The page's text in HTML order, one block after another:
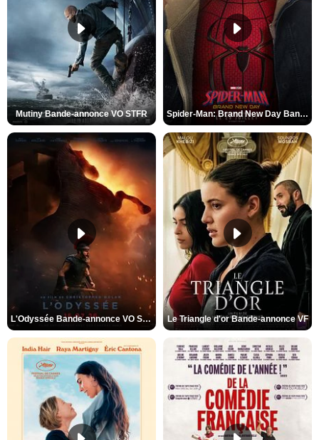
Mutiny Bande-annonce VO STFR Spider-Man: Brand New Day Bande-annonce VO STFR
L'Odyssée Bande-annonce VO STFR Le Triangle d'or Bande-annonce VF